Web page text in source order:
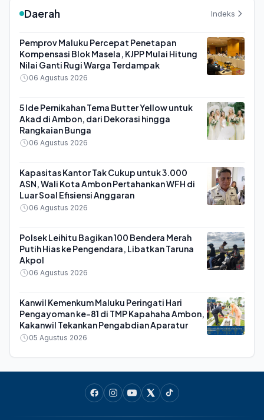
Daerah Indeks
Pemprov Maluku Percepat Penetapan
Kompensasi Blok Masela, KJPP Mulai Hitung
Nilai Ganti Rugi Warga Terdampak
06 Agustus 2026
5 Ide Pernikahan Tema Butter Yellow untuk
Akad di Ambon, dari Dekorasi hingga
Rangkaian Bunga
06 Agustus 2026
Kapasitas Kantor Tak Cukup untuk 3.000
ASN, Wali Kota Ambon Pertahankan WFH di
Luar Soal Efisiensi Anggaran
06 Agustus 2026
Polsek Leihitu Bagikan 100 Bendera Merah
Putih Hias ke Pengendara, Libatkan Taruna
Akpol
06 Agustus 2026
Kanwil Kemenkum Maluku Peringati Hari
Pengayoman ke-81 di TMP Kapahaha Ambon,
Kakanwil Tekankan Pengabdian Aparatur
05 Agustus 2026